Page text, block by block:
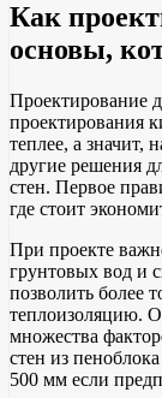
Как
основы,
Проектирование
проектирования
теплее, а значит,
другие решения
стен. Первое
где стоит
При проекте
грунтовых вод и
позволить более
теплоизоляцию.
множества
стен из
500 мм если